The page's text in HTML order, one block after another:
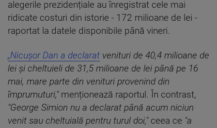
alegerile prezidențiale au înregistrat cele mai
ridicate costuri din istorie - 172 milioane de lei -
raportat la datele disponibile până vineri.
„Nicuşor Dan a declarat venituri de 40,4 milioane de
lei şi cheltuieli de 31,5 milioane de lei până pe 16
mai, mare parte din venituri provenind din
împrumuturi,"menționează raportul. În contrast,
"George Simion nu a declarat până acum niciun
venit sau cheltuială pentru turul doi," ceea ce "a